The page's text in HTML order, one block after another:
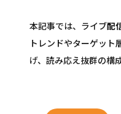
本記事では、ライブ配
トレンドやターゲット
げ、読み応え抜群の構